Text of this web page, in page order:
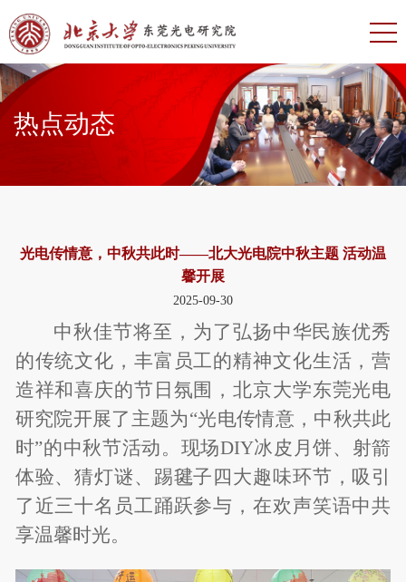
热点动态
光电传情意，中秋共此时——北大光电院中秋主题 活动温
馨开展
2025-09-30
中秋佳节将至，为了弘扬中华民族优秀
的传统文化，丰富员工的精神文化生活，营
造祥和喜庆的节日氛围，北京大学东莞光电
研究院开展了主题为“光电传情意，中秋共此
时”的中秋节活动。现场DIY冰皮月饼、射箭
体验、猜灯谜、踢毽子四大趣味环节，吸引
了近三十名员工踊跃参与，在欢声笑语中共
享温馨时光。